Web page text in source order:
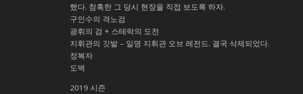
했다. 참혹한 그 당시 현장을 직접 보도록 하자.
구인수의 격노검
광휘의 검 + 스테락의 도전
지휘관의 깃발 – 일명 지휘관 오브 레전드. 결국 삭제되었다.
정복자
도벽
2019 시즌